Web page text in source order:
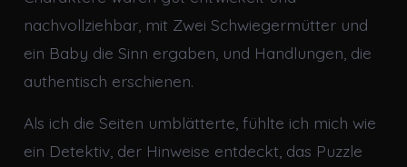
nachvollziehbar, mit Zwei Schwiegermütter und
ein Baby die Sinn ergaben, und Handlungen, die
authentisch erschienen.
Als ich die Seiten umblätterte, fühlte ich mich wie
ein Detektiv, der Hinweise entdeckt, das Puzzle